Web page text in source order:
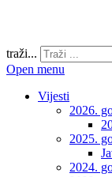
traži...
Open menu
Vijesti
2026.
2025.
2024.